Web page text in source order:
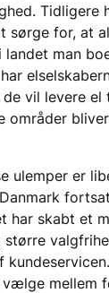
Tidligere
sørge for, at
landet man
vil levere el
områder
ulemper er
har skabt et
større
mellem